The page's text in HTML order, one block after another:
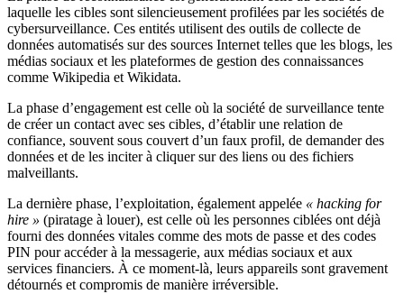
laquelle les cibles sont silencieusement profilées par les sociétés de
cybersurveillance. Ces entités utilisent des outils de collecte de
données automatisés sur des sources Internet telles que les blogs, les
médias sociaux et les plateformes de gestion des connaissances
comme Wikipedia et Wikidata.
La phase d’engagement est celle où la société de surveillance tente
de créer un contact avec ses cibles, d’établir une relation de
confiance, souvent sous couvert d’un faux profil, de demander des
données et de les inciter à cliquer sur des liens ou des fichiers
malveillants.
La dernière phase, l’exploitation, également appelée « hacking for
hire » (piratage à louer), est celle où les personnes ciblées ont déjà
fourni des données vitales comme des mots de passe et des codes
PIN pour accéder à la messagerie, aux médias sociaux et aux
services financiers. À ce moment-là, leurs appareils sont gravement
détournés et compromis de manière irréversible.